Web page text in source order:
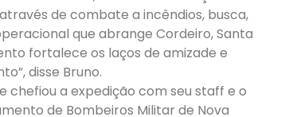
de combate a incêndios, busca,
que abrange Cordeiro, Santa
fortalece os laços de amizade e
disse Bruno.
chefiou a expedição com seu staff e o
de Bombeiros Militar de Nova